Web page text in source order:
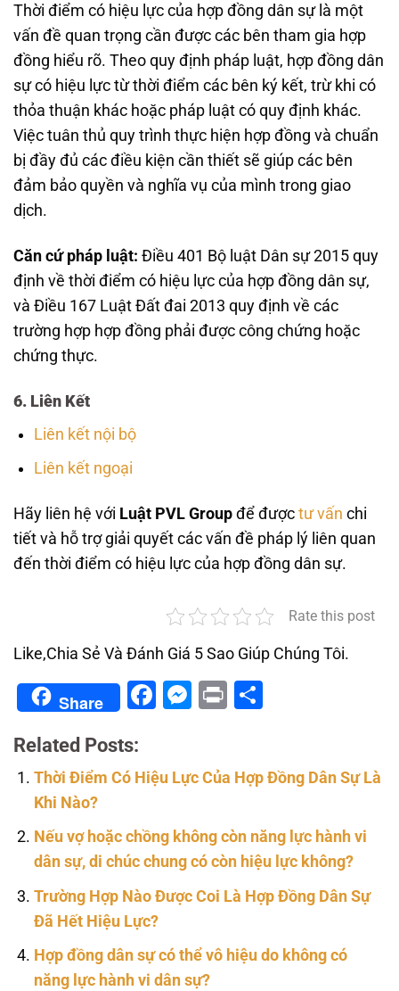
Thời điểm có hiệu lực của hợp đồng dân sự là một
vấn đề quan trọng cần được các bên tham gia hợp
đồng hiểu rõ. Theo quy định pháp luật, hợp đồng dân
sự có hiệu lực từ thời điểm các bên ký kết, trừ khi có
thỏa thuận khác hoặc pháp luật có quy định khác.
Việc tuân thủ quy trình thực hiện hợp đồng và chuẩn
bị đầy đủ các điều kiện cần thiết sẽ giúp các bên
đảm bảo quyền và nghĩa vụ của mình trong giao
dịch.
Căn cứ pháp luật: Điều 401 Bộ luật Dân sự 2015 quy
định về thời điểm có hiệu lực của hợp đồng dân sự,
và Điều 167 Luật Đất đai 2013 quy định về các
trường hợp hợp đồng phải được công chứng hoặc
chứng thực.
6. Liên Kết
Liên kết nội bộ
Liên kết ngoại
Hãy liên hệ với Luật PVL Group để được tư vấn chi
tiết và hỗ trợ giải quyết các vấn đề pháp lý liên quan
đến thời điểm có hiệu lực của hợp đồng dân sự.
Rate this post
Like,Chia Sẻ Và Đánh Giá 5 Sao Giúp Chúng Tôi.
Share Facebook
Messenger
Print
Related Posts:
Thời Điểm Có Hiệu Lực Của Hợp Đồng Dân Sự Là
Khi Nào?
Nếu vợ hoặc chồng không còn năng lực hành vi
dân sự, di chúc chung có còn hiệu lực không?
Trường Hợp Nào Được Coi Là Hợp Đồng Dân Sự
Đã Hết Hiệu Lực?
Hợp đồng dân sự có thể vô hiệu do không có
năng lực hành vi dân sự?